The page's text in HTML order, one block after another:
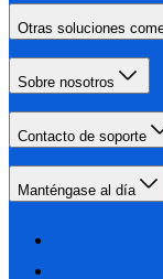
Otras soluciones
Sobre nosotros
Contacto de soporte
Manténgase al día